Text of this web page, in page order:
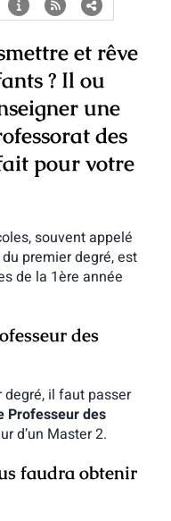
et rêve
? Il ou
une
des
pour votre
souvent appelé
premier degré, est
de la 1ère année
des
il faut passer
Professeur des
d’un Master 2.
faudra obtenir